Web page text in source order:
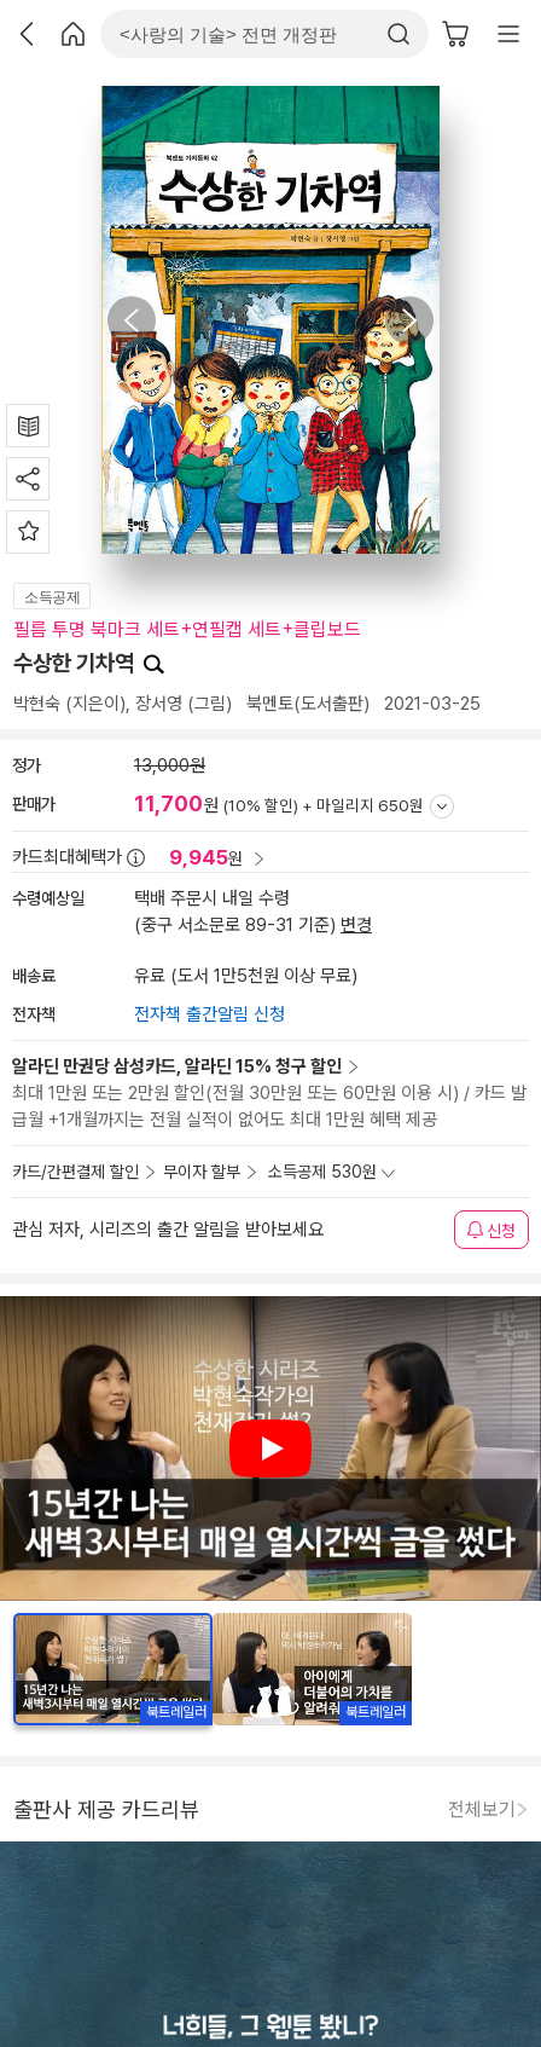
소득공제
필름 투명 북마크 세트+연필캡 세트+클립보드
수상한 기차역
박현숙 (지은이), 장서영 (그림) 북멘토(도서출판) 2021-03-25
정가 13,000원
판매가 11,700원 (10% 할인) + 마일리지 650원
카드최대혜택가 9,945원
수령예상일
택배 주문시 내일 수령
(중구 서소문로 89-31 기준) 변경
배송료 유료 (도서 1만5천원 이상 무료)
전자책 전자책 출간알림 신청
알라딘 만권당 삼성카드, 알라딘 15% 청구 할인
최대 1만원 또는 2만원 할인(전월 30만원 또는 60만원 이용 시) / 카드 발
급월 +1개월까지는 전월 실적이 없어도 최대 1만원 혜택 제공
카드/간편결제 할인 무이자 할부 소득공제 530원
관심 저자, 시리즈의 출간 알림을 받아보세요 신청
Play
북트레일러 북트레일러
출판사 제공 카드리뷰 전체보기